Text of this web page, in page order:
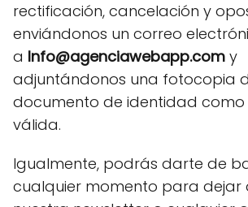
rectificación, cancelación y
enviándonos un correo
a Info@agenciawebapp.com y
adjuntándonos una fotocopia
documento de identidad
válida.
Igualmente, podrás darte de
cualquier momento para dejar